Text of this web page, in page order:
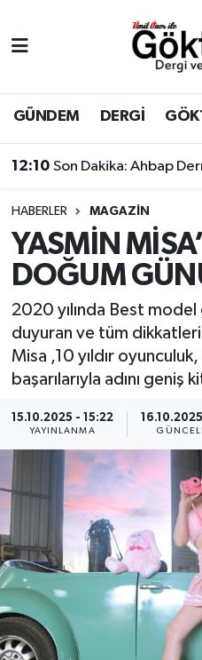
GÜNDEM DERGİ
12:10 Son Dakika: Ahbap
HABERLER MAGAZİN
YASMİN
DOĞUM
2020 yılında Best model
duyuran ve tüm
Misa ,10 yıldır
başarılarıyla adını geniş
15.10.2025 - 15:22
YAYINLANMA
BİLİM
DERGİ
DÜNYA
EĞİTİM
GÖKTÜRK
GÜNDEM
KEMERBURGAZ
KÜLTÜR - SANAT
MAGAZİN
ÖZEL HABER
SAĞLIK
SPOR
Eyüpsultan Hava
Eyüpsultan Trafik
Süper Lig Puan
Tüm Manşetler
Son Dakika Haberleri